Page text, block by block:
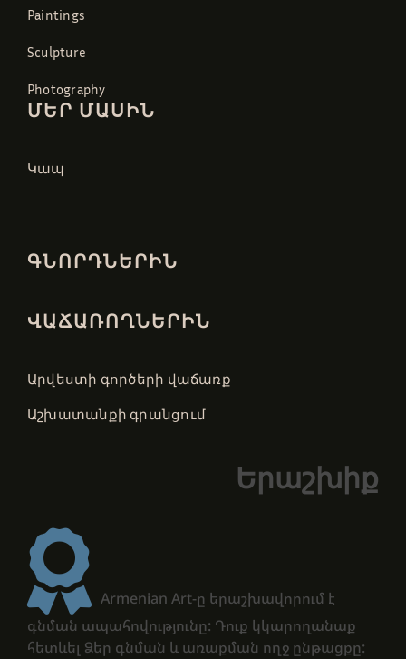
Paintings
Sculpture
Photography
ՄԵՐ ՄԱՍԻՆ
Կապ
ԳՆՈՐԴՆԵՐԻՆ
ՎԱՃԱՌՈՂՆԵՐԻՆ
Արվեստի գործերի վաճառք
Աշխատանքի գրանցում
Երաշխիք
Armenian Art-ը երաշխավորում է
գնման ապահովությունը: Դուք կկարողանաք
հետևել Ձեր գնման և առաքման ողջ ընթացքը: